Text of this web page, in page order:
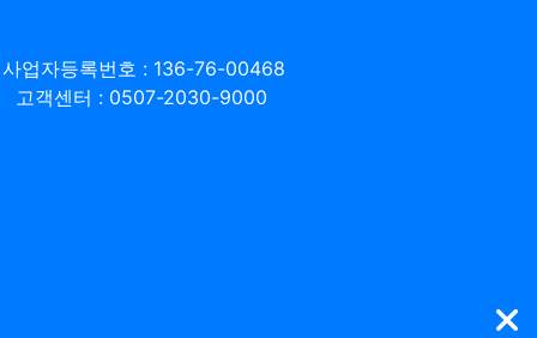
사업자등록번호 : 136-76-00468
고객센터 : 0507-2030-9000